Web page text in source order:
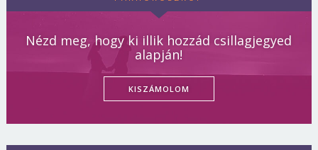
Nézd meg, hogy ki illik hozzád csillagjegyed
alapján!
KISZÁMOLOM